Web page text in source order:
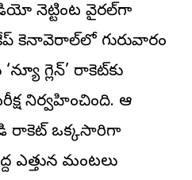
నెట్టింట వైరల్‌గా
కెనావెరాల్‌లో గురువారం
గ్లెన్‌’ రాకెట్‌కు
నిర్వహించింది. ఆ
రాకెట్ ఒక్కసారిగా
ఎత్తున మంటలు